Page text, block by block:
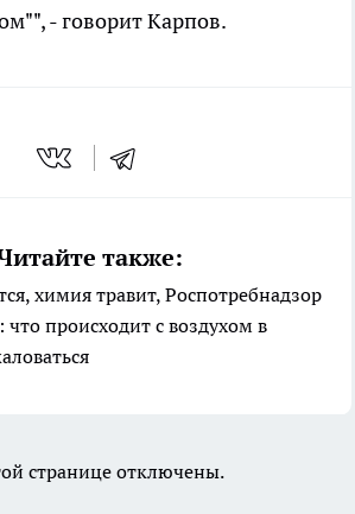
- говорит Карпов.
также:
химия травит, Роспотребнадзор
происходит с воздухом в
странице отключены.